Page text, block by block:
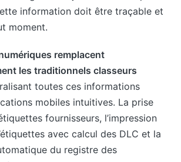
information doit être traçable et
moment.
remplacent
les traditionnels classeurs
toutes ces informations
mobiles intuitives. La prise
fournisseurs, l’impression
avec calcul des DLC et la
du registre des